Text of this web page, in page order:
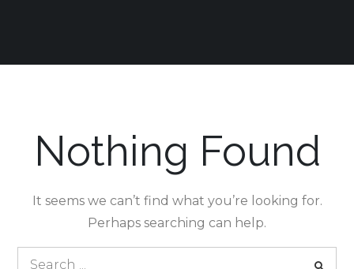
Nothing Found
It seems we can’t find what you’re looking for.
Perhaps searching can help.
Search